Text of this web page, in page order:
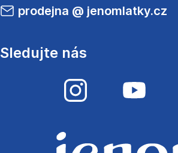
prodejna @ jenomlatky.cz
Sledujte nás